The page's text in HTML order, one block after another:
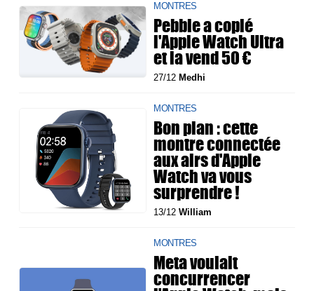
MONTRES
Pebble a copié
l'Apple Watch Ultra
et la vend 50 €
27/12 Medhi
MONTRES
Bon plan : cette
montre connectée
aux airs d'Apple
Watch va vous
surprendre !
13/12William
MONTRES
Meta voulait
concurrencer